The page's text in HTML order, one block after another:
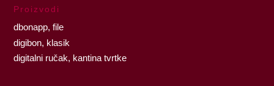
Proizvodi
dbonapp, file
digibon, klasik
digitalni ručak, kantina tvrtke